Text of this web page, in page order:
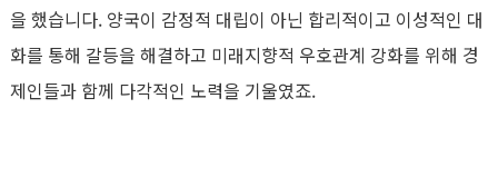
을 했습니다. 양국이 감정적 대립이 아닌 합리적이고 이성적인 대
화를 통해 갈등을 해결하고 미래지향적 우호관계 강화를 위해 경
제인들과 함께 다각적인 노력을 기울였죠.